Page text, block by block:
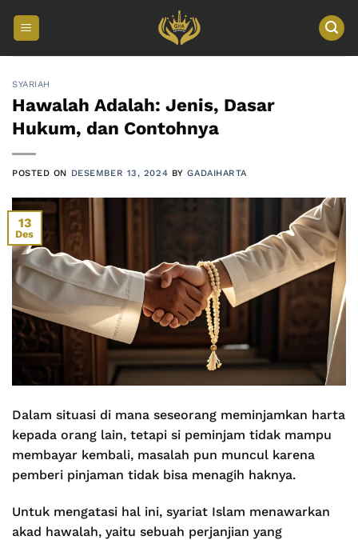
SYARIAH
Hawalah Adalah: Jenis, Dasar
Hukum, dan Contohnya
POSTED ON DESEMBER 13, 2024 BYGADAIHARTA
13
Des
Dalam situasi di mana seseorang meminjamkan harta
kepada orang lain, tetapi si peminjam tidak mampu
membayar kembali, masalah pun muncul karena
pemberi pinjaman tidak bisa menagih haknya.
Untuk mengatasi hal ini, syariat Islam menawarkan
akad hawalah, yaitu sebuah perjanjian yang